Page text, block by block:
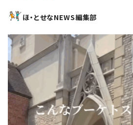
ほ・とせなNEWS編集部